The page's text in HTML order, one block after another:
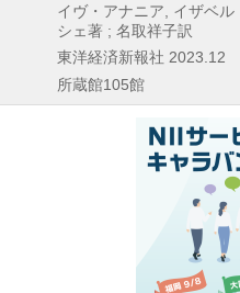
イヴ・アナニア, イザベ
シェ著 ; 名取祥子訳
東洋経済新報社 2023.12
所蔵館105館